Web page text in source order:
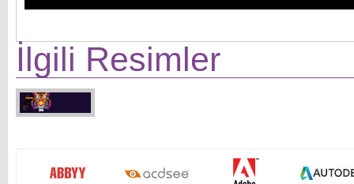
İlgili Resimler